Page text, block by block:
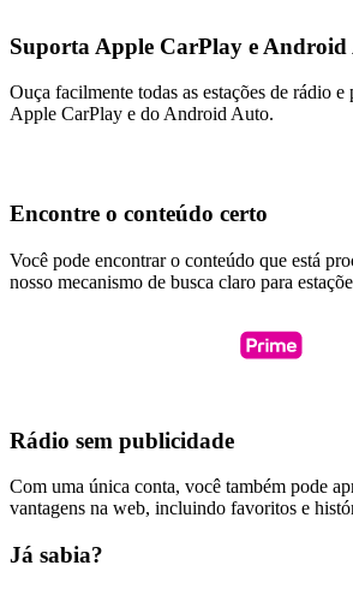
Suporta Apple CarPlay e Android
Ouça facilmente todas as estações de rádio e
Apple CarPlay e do Android Auto.
Encontre o conteúdo certo
Você pode encontrar o conteúdo que está
nosso mecanismo de busca claro para
Rádio sem publicidade
Com uma única conta, você também pode
vantagens na web, incluindo favoritos e
Já sabia?